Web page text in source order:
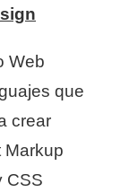
Web
que
crear
Markup
CSS